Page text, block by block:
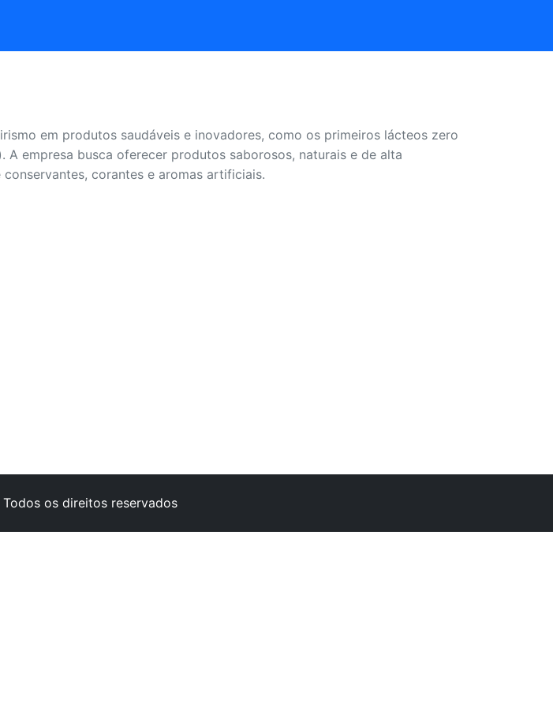
em produtos saudáveis e inovadores, como os primeiros lácteos zero
empresa busca oferecer produtos saborosos, naturais e de alta
corantes e aromas artificiais.
os direitos reservados